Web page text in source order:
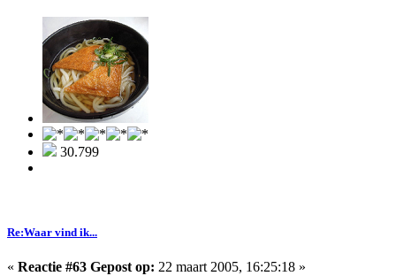
30.799
Re:Waar vind ik...
« Reactie #63 Gepost op: 22 maart 2005, 16:25:18 »